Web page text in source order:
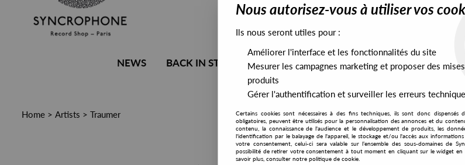
NEWS BACK IN STOCK ALL STOCK EXCLUSIVES PRESALES
Home > Artists > Traumer
Nous autorisez-vous à utiliser vos
Ils nous seront utiles pour :
Améliorer l'interface et les fonctionnalités du site
Mesurer les campagnes marketing et proposer des
produits
Gérer l'authentification et surveiller les erreurs
Certains cookies sont nécessaires à des fins techniques, ils sont donc dispensés
obligatoires, peuvent être utilisés pour la personnalisation des annonces et du
contenu, la connaissance de l'audience et le développement de produits, les
l'identification par le balayage de l'appareil, le stockage et/ou l'accès aux
votre consentement, celui-ci sera valable sur l’ensemble des sous-domaines de
possibilité de retirer votre consentement à tout moment en cliquant sur le widget en
savoir plus, consulter notre politique de cookie.